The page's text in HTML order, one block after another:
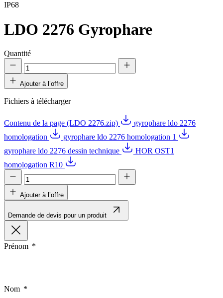
IP68
LDO 2276 Gyrophare
Quantité
Ajouter à l’offre
Fichiers à télécharger
Contenu de la page (LDO 2276.zip)
gyrophare ldo 2276
homologation
gyrophare ldo 2276 homologation 1
gyrophare ldo 2276 dessin technique
HOR OST1
homologation R10
Ajouter à l’offre
Demande de devis pour un produit
Prénom
Nom